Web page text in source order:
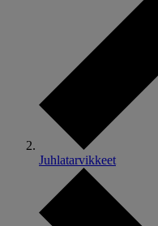
Juhlatarvikkeet